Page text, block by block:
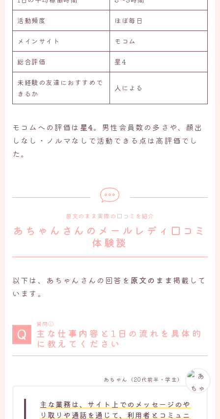
活動頻度 ほぼ毎日
メインサイト モコム
総合評価 星4
未経験の友達におすすめで
きるか
人による
モコムへの評価は 星4。男性会員数の多さや、顔出
しなし・ノルマなしで活動できる点は高評価でし
た。
原文のまま実際の口コミを紹介
あちゃんさんのメールレディ口コミ
体験談
以下は、あちゃんさんの回答を 原文のまま 掲載して
います。
質問①
主な仕事内容と1日の流れを具体的
に教えてください
主な業務は、サイト上でのメッセージのや
り取りや通話を通じて、利用者とコミュニ
あちゃん（20代前半・学生）